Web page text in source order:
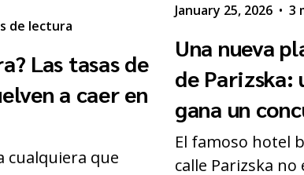
de lectura
Las tasas de
a caer en
cualquiera que
January 25, 2026 • 3
Una nueva
de Parizska:
gana un
El famoso hotel
calle Parizska